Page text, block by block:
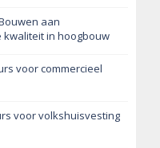
aan
kwaliteit in hoogbouw
voor commercieel
voor volkshuisvesting